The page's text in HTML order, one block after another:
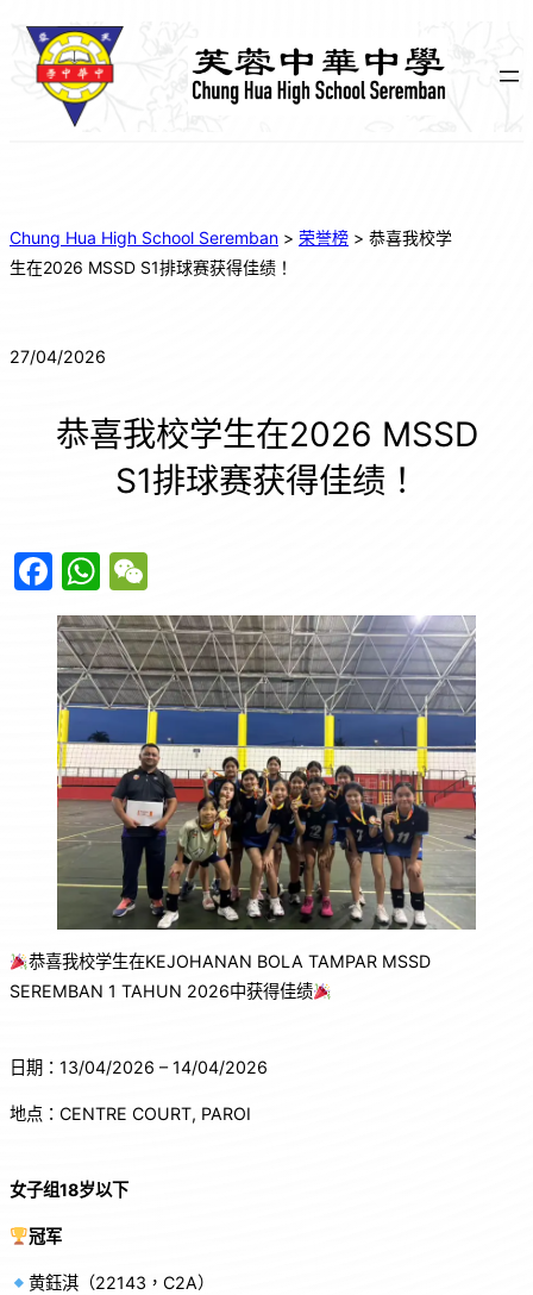
Chung Hua High School Seremban > 荣誉榜 > 恭喜我校学
生在2026 MSSD S1排球赛获得佳绩！
27/04/2026
恭喜我校学生在2026 MSSD
S1排球赛获得佳绩！
F
a
c
e
b
o
o
k
W
h
at
s
A
p
p
e
C
h
at
恭喜我校学生在KEJOHANAN BOLA TAMPAR MSSD
SEREMBAN 1 TAHUN 2026中获得佳绩
日期：13/04/2026 – 14/04/2026
地点：CENTRE COURT, PAROI
女子组18岁以下
冠军
黄鈺淇（22143，C2A）